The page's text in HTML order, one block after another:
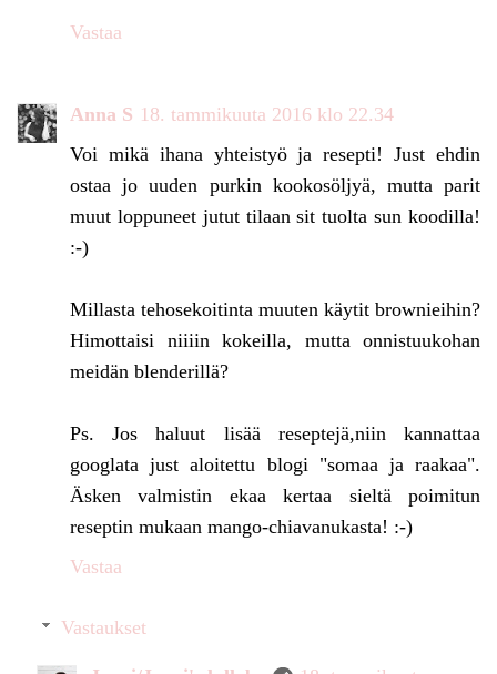
Vastaa
Anna S 18. tammikuuta 2016 klo 22.34
Voi mikä ihana yhteistyö ja resepti! Just ehdin
ostaa jo uuden purkin kookosöljyä, mutta parit
muut loppuneet jutut tilaan sit tuolta sun koodilla!
:-)
Millasta tehosekoitinta muuten käytit brownieihin?
Himottaisi niiiin kokeilla, mutta onnistuukohan
meidän blenderillä?
Ps. Jos haluut lisää reseptejä,niin kannattaa
googlata just aloitettu blogi "somaa ja raakaa".
Äsken valmistin ekaa kertaa sieltä poimitun
reseptin mukaan mango-chiavanukasta! :-)
Vastaa
Vastaukset